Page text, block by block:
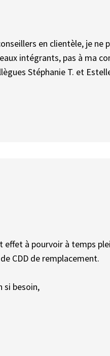
en clientèle, je ne
intégrants, pas à ma
Stéphanie T. et
effet à pourvoir à temps
CDD de remplacement.
si besoin,